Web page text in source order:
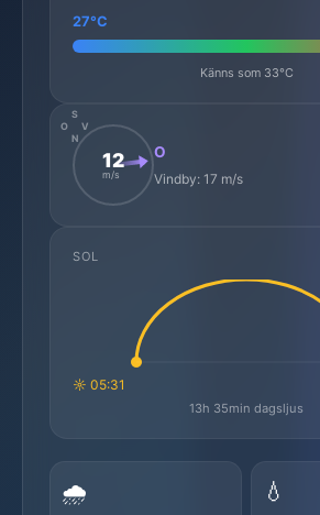
27°C
Känns som 33°C
N
S
O
V
12
m/s
O
Vindby: 17 m/s
SOL
☼ 05:31
13h 35min dagsljus
🌧️ 💧